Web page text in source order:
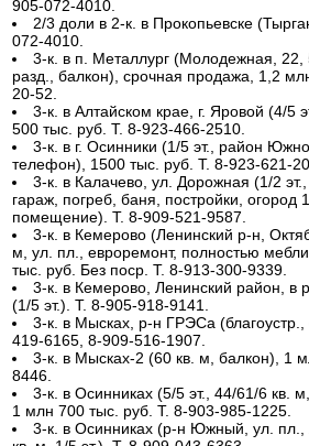
905-072-4010.
2/3 доли в 2-к. в Прокопьевске
072-4010.
3-к. в п. Металлург (Молодежная, 22,
разд., балкон), срочная продажа, 1,2
20-52.
3-к. в Алтайском крае, г. Яровой (4/5
500 тыс. руб. Т. 8-923-466-2510.
3-к. в г. Осинники (1/5 эт., район
телефон), 1500 тыс. руб. Т. 8-923-621-
3-к. в Калачево, ул. Дорожная (1/2
гараж, погреб, баня, постройки, огород
помещение). Т. 8-909-521-9587.
3-к. в Кемерово (Ленинский р-н,
м, ул. пл., евроремонт, полностью
тыс. руб. Без поср. Т. 8-913-300-9339.
3-к. в Кемерово, Ленинский район, в
(1/5 эт.). Т. 8-905-918-9141.
3-к. в Мысках, р-н ГРЭСа
419-6165, 8-909-516-1907.
3-к. в Мысках-2 (60 кв. м, балкон), 1
8446.
3-к. в Осинниках (5/5 эт., 44/61/6 кв.
1 млн 700 тыс. руб. Т. 8-903-985-1225.
3-к. в Осинниках (р-н Южный, ул.